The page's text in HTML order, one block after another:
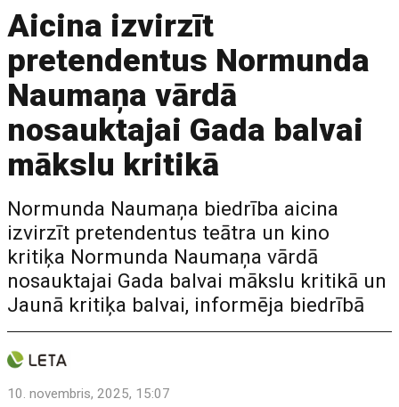
Aicina izvirzīt
pretendentus Normunda
Naumaņa vārdā
nosauktajai Gada balvai
mākslu kritikā
Normunda Naumaņa biedrība aicina
izvirzīt pretendentus teātra un kino
kritiķa Normunda Naumaņa vārdā
nosauktajai Gada balvai mākslu kritikā un
Jaunā kritiķa balvai, informēja biedrībā
10. novembris, 2025, 15:07